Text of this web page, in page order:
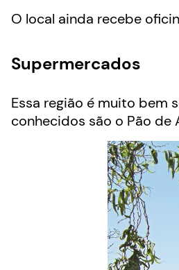
O local ainda recebe
Supermercados
Essa região é muito bem
conhecidos são o Pão de